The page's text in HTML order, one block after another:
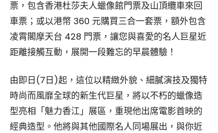
票，包含香港杜莎夫人蠟像館門票及山頂纜車來回
車票；或以港幣 360 元購買三合一套票，額外包含
凌霄閣摩天台 428 門票，讓您與喜愛的名人巨星近
距離接觸互動，展開一段難忘的早晨體驗！
由即日(7日)起，這位以精緻外貌、細膩演技及獨特
時尚而風靡全球的新生代巨星，將以不朽的蠟像造
型亮相「魅力香江」展區，重現他出席電影首映的
經典造型。他將與其他國際名人同場展出，與你近